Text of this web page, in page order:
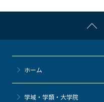
k
ホーム
学域・学類・大学院